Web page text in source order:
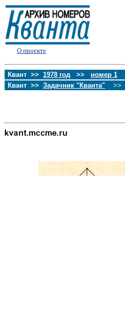
О проекте
Квант >> 1978 год >> номер 1
Квант >> Задачник "Кванта" >>